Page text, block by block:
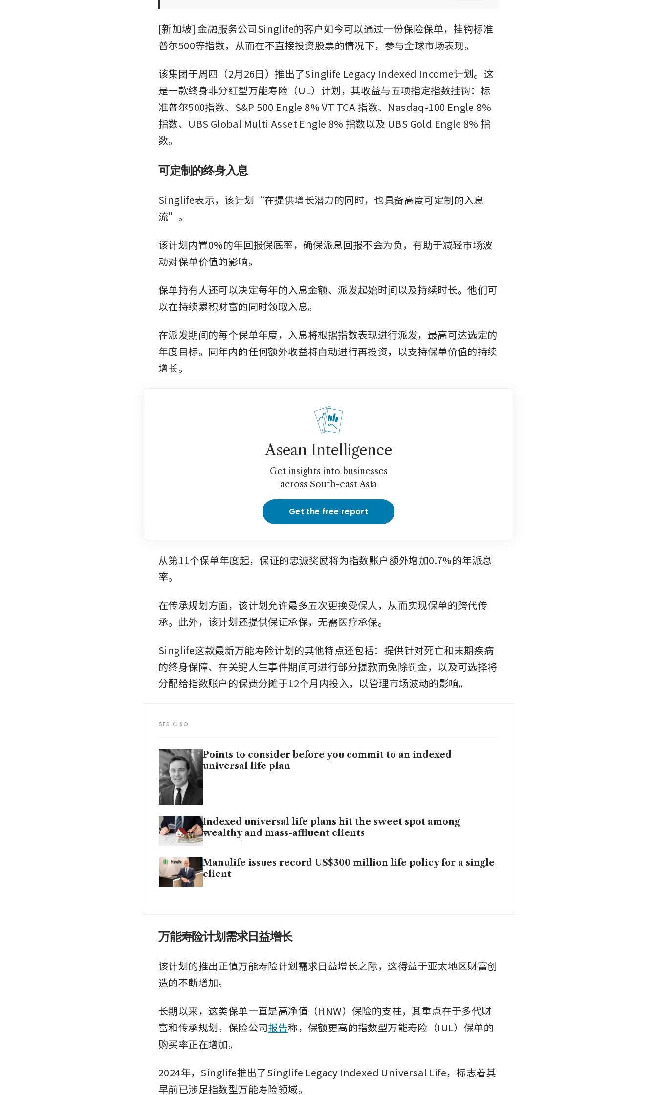
[新加坡] 金融服务公司Singlife的客户如今可以通过一份保险保单，挂钩标准
普尔500等指数，从而在不直接投资股票的情况下，参与全球市场表现。
该集团于周四（2月26日）推出了Singlife Legacy Indexed Income计划。这
是一款终身非分红型万能寿险（UL）计划，其收益与五项指定指数挂钩：标
准普尔500指数、S&P 500 Engle 8% VT TCA 指数、Nasdaq-100 Engle 8%
指数、UBS Global Multi Asset Engle 8% 指数以及 UBS Gold Engle 8% 指
数。
可定制的终身入息
Singlife表示，该计划“在提供增长潜力的同时，也具备高度可定制的入息
流”。
该计划内置0%的年回报保底率，确保派息回报不会为负，有助于减轻市场波
动对保单价值的影响。
保单持有人还可以决定每年的入息金额、派发起始时间以及持续时长。他们可
以在持续累积财富的同时领取入息。
在派发期间的每个保单年度，入息将根据指数表现进行派发，最高可达选定的
年度目标。同年内的任何额外收益将自动进行再投资，以支持保单价值的持续
增长。
Asean Intelligence
Get insights into businesses
across South-east Asia
Get the free report
从第11个保单年度起，保证的忠诚奖励将为指数账户额外增加0.7%的年派息
率。
在传承规划方面，该计划允许最多五次更换受保人，从而实现保单的跨代传
承。此外，该计划还提供保证承保，无需医疗承保。
Singlife这款最新万能寿险计划的其他特点还包括：提供针对死亡和末期疾病
的终身保障、在关键人生事件期间可进行部分提款而免除罚金，以及可选择将
分配给指数账户的保费分摊于12个月内投入，以管理市场波动的影响。
SEE ALSO
Points to consider before you commit to an indexed
universal life plan
Indexed universal life plans hit the sweet spot among
wealthy and mass-affluent clients
Manulife issues record US$300 million life policy for a single
client
万能寿险计划需求日益增长
该计划的推出正值万能寿险计划需求日益增长之际，这得益于亚太地区财富创
造的不断增加。
长期以来，这类保单一直是高净值（HNW）保险的支柱，其重点在于多代财
富和传承规划。保险公司报告称，保额更高的指数型万能寿险（IUL）保单的
购买率正在增加。
2024年，Singlife推出了Singlife Legacy Indexed Universal Life，标志着其
早前已涉足指数型万能寿险领域。